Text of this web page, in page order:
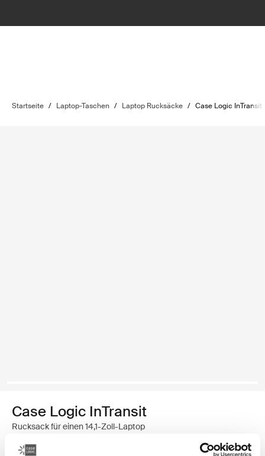
Startseite / Laptop-Taschen / Laptop Rucksäcke / Case Logic InTransit
Case Logic InTransit
Rucksack für einen 14,1-Zoll-Laptop
69,99 €